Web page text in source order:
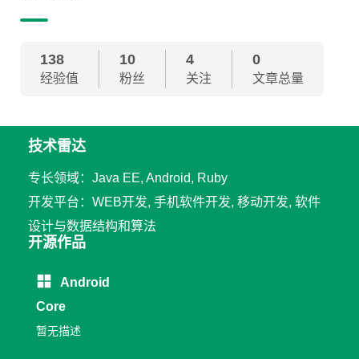
138
经验值
10
粉丝
4
关注
0
文章总量
技术雷达
专长领域：Java EE, Android, Ruby
开发平台：WEB开发, 手机软件开发, 移动开发, 软件
设计与数据结构和算法
开源作品
Android
Core
暂无描述